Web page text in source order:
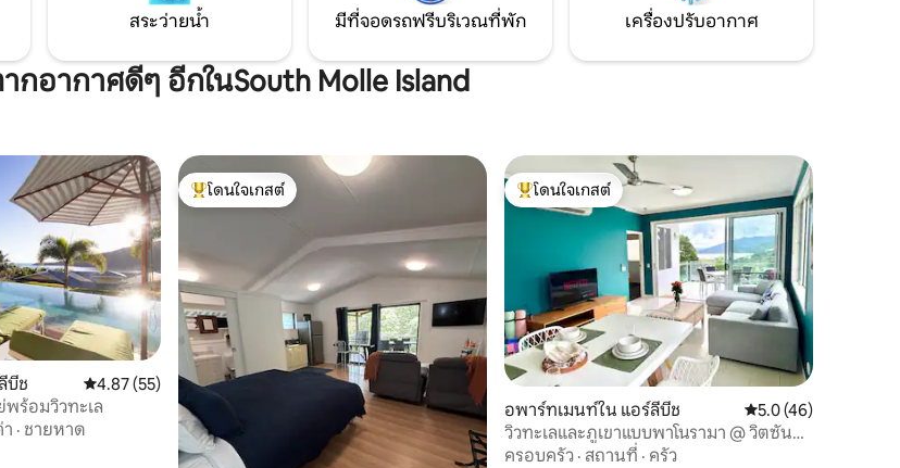
สระว่ายน้ำ มีที่จอดรถฟรีบริเวณที่พัก เครื่องปรับอากาศ
อากาศดีๆ อีกในSouth Molle Island
บีช คะแนนเฉลี่ย 4.87 จาก 5, 55 รีวิว
4.87 (55)
ร้อมวิวทะเล
· ชายหาด
โดนใจเกสต์ที่สุด
โดนใจเกสต์
โดนใจเกสต์ที่สุด
โดนใจเกสต์
อพาร์ทเมนท์ใน แอร์ลีบีช คะแนนเฉลี่ย 5.0 จาก
5.0 (46)
วิวทะเลและภูเขาแบบพาโนรามา @ วิตซัน
เดย์ส
ครอบครัว · สถานที่ · ครัว